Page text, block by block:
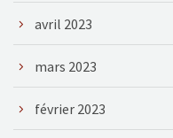
avril 2023
mars 2023
février 2023